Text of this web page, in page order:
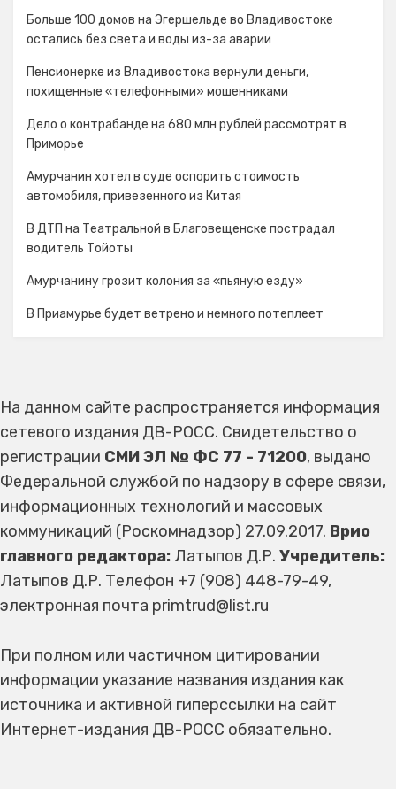
Больше 100 домов на Эгершельде во Владивостоке
остались без света и воды из-за аварии
Пенсионерке из Владивостока вернули деньги,
похищенные «телефонными» мошенниками
Дело о контрабанде на 680 млн рублей рассмотрят в
Приморье
Амурчанин хотел в суде оспорить стоимость
автомобиля, привезенного из Китая
В ДТП на Театральной в Благовещенске пострадал
водитель Тойоты
Амурчанину грозит колония за «пьяную езду»
В Приамурье будет ветрено и немного потеплеет
На данном сайте распространяется информация
сетевого издания ДВ-РОСС. Свидетельство о
регистрации СМИ ЭЛ № ФС 77 - 71200, выдано
Федеральной службой по надзору в сфере связи,
информационных технологий и массовых
коммуникаций (Роскомнадзор) 27.09.2017. Врио
главного редактора: Латыпов Д.Р. Учредитель:
Латыпов Д.Р. Телефон +7 (908) 448-79-49,
электронная почта primtrud@list.ru
При полном или частичном цитировании
информации указание названия издания как
источника и активной гиперссылки на сайт
Интернет-издания ДВ-РОСС обязательно.